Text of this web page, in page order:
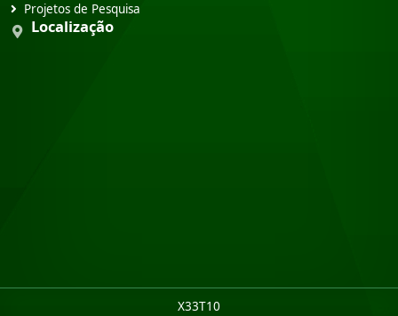
Projetos de Pesquisa
Localização
X33T10